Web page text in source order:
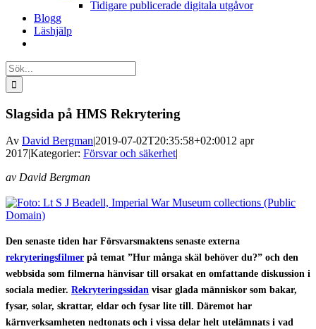
Tidigare publicerade digitala utgåvor
Blogg
Läshjälp
Sök
efter:
Slagsida på HMS Rekrytering
Av David Bergman|2019-07-02T20:35:58+02:0012 apr
2017|Kategorier: Försvar och säkerhet|
av David Bergman
Den senaste tiden har Försvarsmaktens senaste externa
rekryteringsfilmer på temat ”Hur många skäl behöver du?” och den
webbsida som filmerna hänvisar till orsakat en omfattande diskussion i
sociala medier. Rekryteringssidan visar glada människor som bakar,
fysar, solar, skrattar, eldar och fysar lite till. Däremot har
kärnverksamheten nedtonats och i vissa delar helt utelämnats i vad